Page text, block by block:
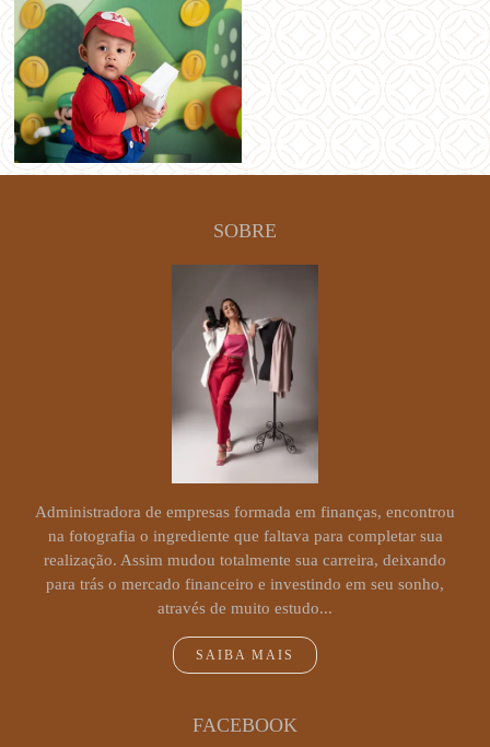
SOBRE
Administradora de empresas formada em finanças, encontrou
na fotografia o ingrediente que faltava para completar sua
realização. Assim mudou totalmente sua carreira, deixando
para trás o mercado financeiro e investindo em seu sonho,
através de muito estudo...
SAIBA MAIS
FACEBOOK